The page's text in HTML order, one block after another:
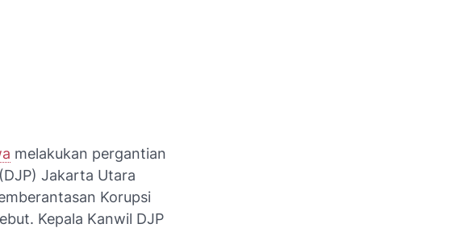
melakukan pergantian
Jakarta Utara
Korupsi
Kepala Kanwil DJP